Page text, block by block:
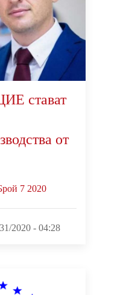
стават
от
7 2020
2020 - 04:28